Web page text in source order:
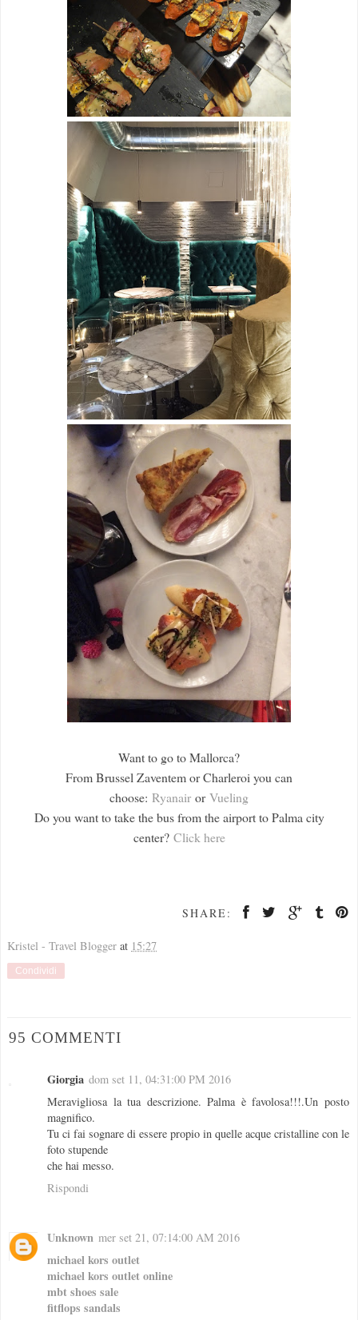
Want to go to Mallorca?
From Brussel Zaventem or Charleroi you can
choose: Ryanair orVueling
Do you want to take the bus from the airport to Palma city
center? Click here
SHARE:
Kristel - Travel Blogger at 15:27
Condividi
95 COMMENTI
Giorgia dom set 11, 04:31:00 PM 2016
Meravigliosa la tua descrizione. Palma è favolosa!!!.Un posto
magnifico.
Tu ci fai sognare di essere propio in quelle acque cristalline con le
foto stupende
che hai messo.
Rispondi
Unknown mer set 21, 07:14:00 AM 2016
michael kors outlet
michael kors outlet online
mbt shoes sale
fitflops sandals